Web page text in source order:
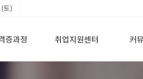
(토)
증과정 취업지원센터 커